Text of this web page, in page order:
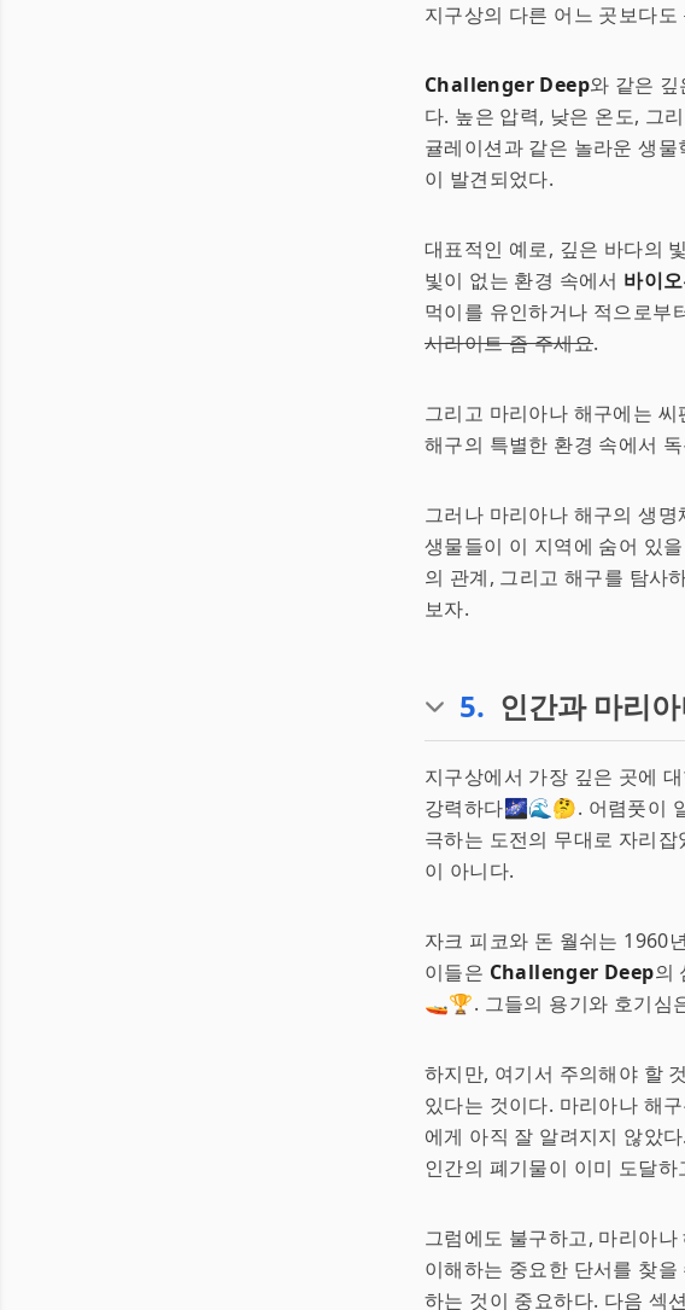
지구상의 다른 어느 곳보다도
Challenger Deep와 같은
다. 높은 압력, 낮은 온도, 그
귤레이션과 같은 놀라운 생
이 발견되었다.
대표적인 예로, 깊은 바다의
빛이 없는 환경 속에서 바이
먹이를 유인하거나 적으로
시라이트 좀 주세요.
그리고 마리아나 해구에는
해구의 특별한 환경 속에서
그러나 마리아나 해구의 생
생물들이 이 지역에 숨어 있
의 관계, 그리고 해구를 탐사
보자.
5. 인간과 마리
지구상에서 가장 깊은 곳에
강력하다🌌🌊🤔. 어렴풋이
극하는 도전의 무대로 자리
이 아니다.
자크 피코와 돈 월쉬는 1960
이들은 Challenger Deep의
🚤🏆. 그들의 용기와 호기심
하지만, 여기서 주의해야 할
있다는 것이다. 마리아나 해
에게 아직 잘 알려지지 않았
인간의 폐기물이 이미 도달
그럼에도 불구하고, 마리아
이해하는 중요한 단서를 찾
하는 것이 중요하다. 다음 섹